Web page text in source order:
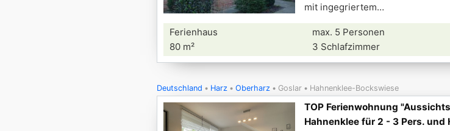
mit ingegriertem
Ferienhaus
80 m²
max. 5 Personen
3 Schlafzimmer
Deutschland Harz Oberharz Goslar Hahnenklee-Bockswiese
TOP Ferienwohnung
Hahnenklee für 2 - 3 Pers. und